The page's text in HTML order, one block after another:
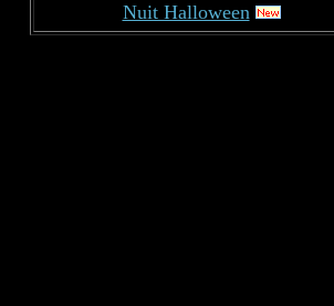
Nuit Halloween